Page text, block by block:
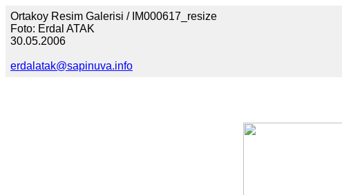
Ortakoy Resim Galerisi / IM000617_resize
Foto: Erdal ATAK
30.05.2006
erdalatak@sapinuva.info